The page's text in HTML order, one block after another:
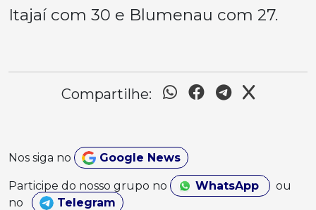
Itajaí com 30 e Blumenau com 27.
Compartilhe:
Nos siga no Google News
Participe do nosso grupo no WhatsApp
ou
no
Telegram